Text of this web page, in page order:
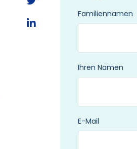
Familiennamen
Ihren Namen
E-Mail